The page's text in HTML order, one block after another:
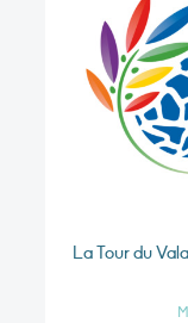
La Tour du